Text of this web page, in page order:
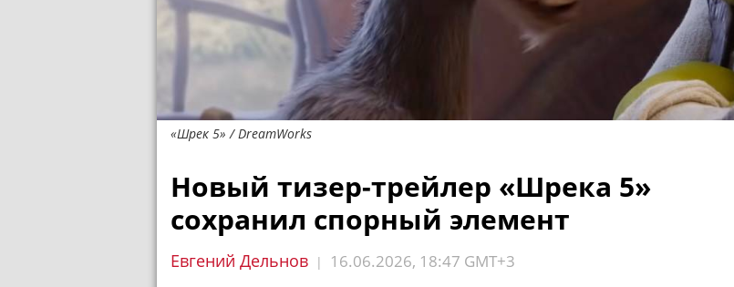
«Шрек 5» / DreamWorks
Новый тизер-трейлер «Шрека 5»
сохранил спорный элемент
Евгений Дельнов | 16.06.2026, 18:47 GMT+3